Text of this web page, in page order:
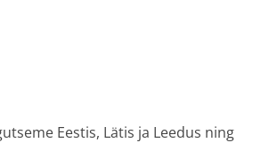
Eestis, Lätis ja Leedus ning